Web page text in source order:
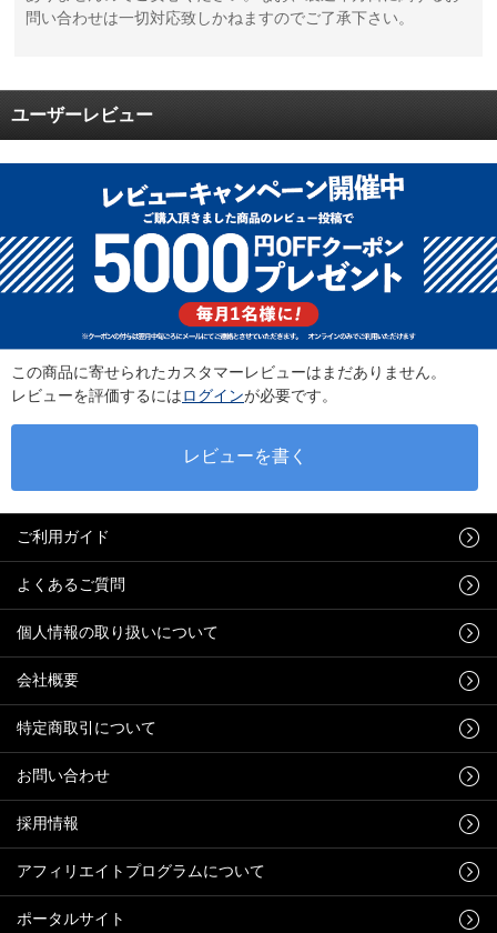
問い合わせは一切対応致しかねますのでご了承下さい。
ユーザーレビュー
この商品に寄せられたカスタマーレビューはまだありません。
レビューを評価するにはログインが必要です。
ご利用ガイド
よくあるご質問
個人情報の取り扱いについて
会社概要
特定商取引について
お問い合わせ
採用情報
アフィリエイトプログラムについて
ポータルサイト